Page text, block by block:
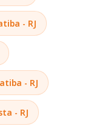
- RJ
- RJ
- RJ